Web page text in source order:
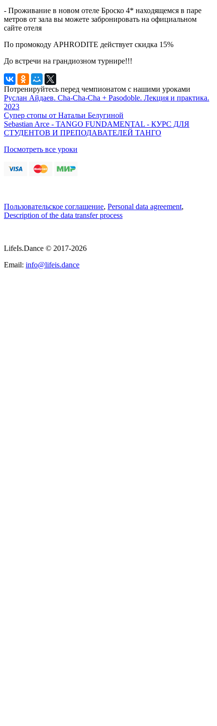
- Проживание в новом отеле Броско 4* находящемся в паре
метров от зала вы можете забронировать на официальном
сайте отеля
По промокоду APHRODITE действует скидка 15%
До встречи на грандиозном турнире!!!
Потренируйтесь перед чемпионатом с нашими уроками
Руслан Айдаев. Cha-Cha-Cha + Pasodoble. Лекция и практика.
2023
Супер стопы от Натальи Белугиной
Sebastian Arce - TANGO FUNDAMENTAL - КУРС ДЛЯ
СТУДЕНТОВ И ПРЕПОДАВАТЕЛЕЙ ТАНГО
Посмотреть все уроки
Пользовательское соглашение, Personal data agreement,
Description of the data transfer process
LifeIs.Dance © 2017-2026
Email: info@lifeis.dance